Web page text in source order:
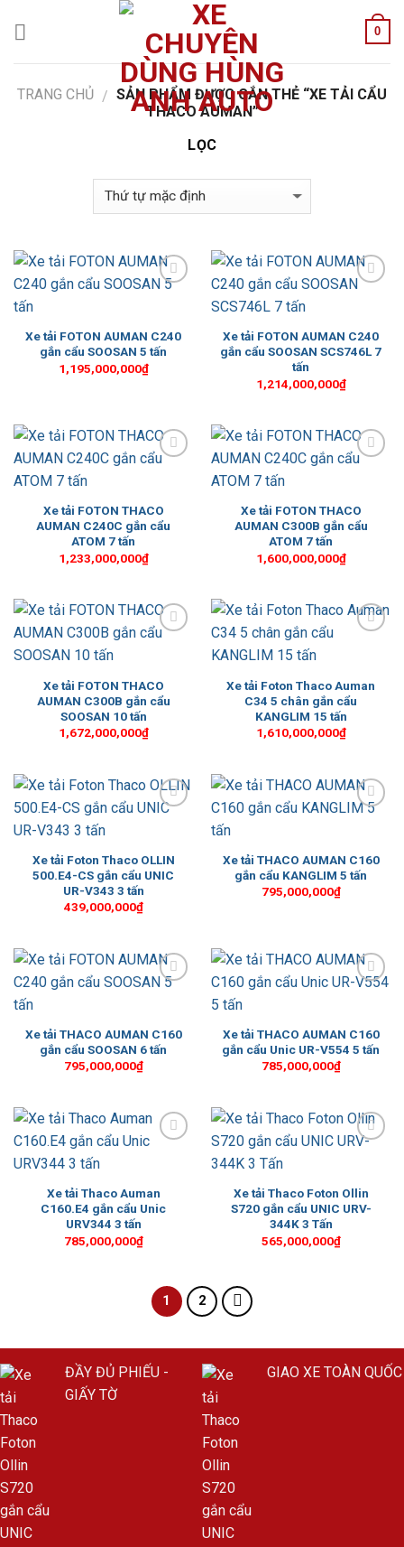
0
TRANG CHỦ / SẢN PHẨM ĐƯỢC GẮN THẺ “XE TẢI CẨU
THACO AUMAN”
LỌC
Xe tải FOTON AUMAN C240
gắn cẩu SOOSAN 5 tấn
1,195,000,000₫
Xe tải FOTON AUMAN C240
gắn cẩu SOOSAN SCS746L 7
tấn
1,214,000,000₫
Xe tải FOTON THACO
AUMAN C240C gắn cẩu
ATOM 7 tấn
1,233,000,000₫
Xe tải FOTON THACO
AUMAN C300B gắn cẩu
ATOM 7 tấn
1,600,000,000₫
Xe tải FOTON THACO
AUMAN C300B gắn cẩu
SOOSAN 10 tấn
1,672,000,000₫
Xe tải Foton Thaco Auman
C34 5 chân gắn cẩu
KANGLIM 15 tấn
1,610,000,000₫
Xe tải Foton Thaco OLLIN
500.E4-CS gắn cẩu UNIC
UR-V343 3 tấn
439,000,000₫
Xe tải THACO AUMAN C160
gắn cẩu KANGLIM 5 tấn
795,000,000₫
Xe tải THACO AUMAN C160
gắn cẩu SOOSAN 6 tấn
795,000,000₫
Xe tải THACO AUMAN C160
gắn cẩu Unic UR-V554 5 tấn
785,000,000₫
Xe tải Thaco Auman
C160.E4 gắn cẩu Unic
URV344 3 tấn
785,000,000₫
Xe tải Thaco Foton Ollin
S720 gắn cẩu UNIC URV-
344K 3 Tấn
565,000,000₫
1 2
ĐẦY ĐỦ PHIẾU -
GIẤY TỜ
GIAO XE TOÀN QUỐC